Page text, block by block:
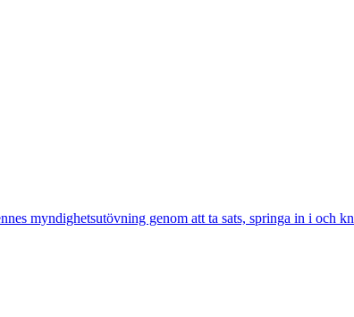
myndighetsutövning genom att ta sats, springa in i och